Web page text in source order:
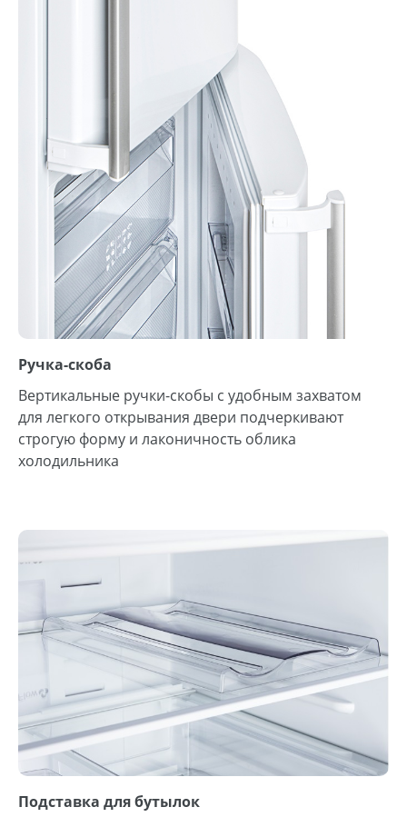
Ручка-скоба
Вертикальные ручки-скобы с удобным захватом
для легкого открывания двери подчеркивают
строгую форму и лаконичность облика
холодильника
Подставка для бутылок